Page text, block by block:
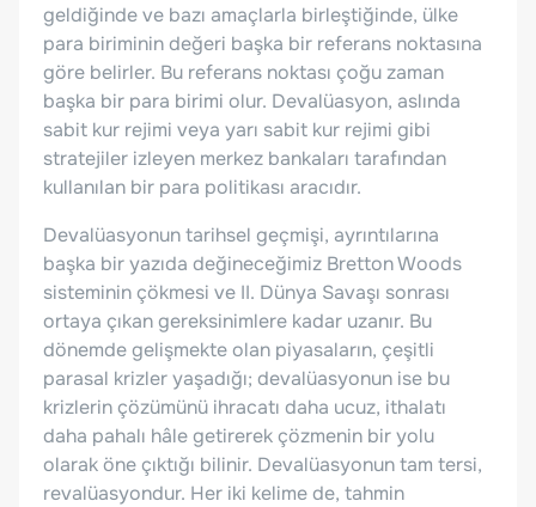
geldiğinde ve bazı amaçlarla birleştiğinde, ülke
para biriminin değeri başka bir referans noktasına
göre belirler. Bu referans noktası çoğu zaman
başka bir para birimi olur. Devalüasyon, aslında
sabit kur rejimi veya yarı sabit kur rejimi gibi
stratejiler izleyen merkez bankaları tarafından
kullanılan bir para politikası aracıdır.
Devalüasyonun tarihsel geçmişi, ayrıntılarına
başka bir yazıda değineceğimiz Bretton Woods
sisteminin çökmesi ve II. Dünya Savaşı sonrası
ortaya çıkan gereksinimlere kadar uzanır. Bu
dönemde gelişmekte olan piyasaların, çeşitli
parasal krizler yaşadığı; devalüasyonun ise bu
krizlerin çözümünü ihracatı daha ucuz, ithalatı
daha pahalı hâle getirerek çözmenin bir yolu
olarak öne çıktığı bilinir. Devalüasyonun tam tersi,
revalüasyondur. Her iki kelime de, tahmin